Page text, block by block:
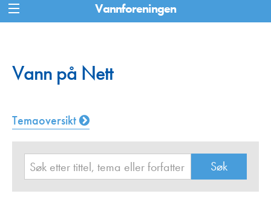
Vannforeningen
Vann på Nett
Temaoversikt